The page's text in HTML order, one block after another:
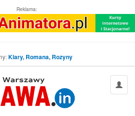
Reklama:
Klary, Romana, Rozyny